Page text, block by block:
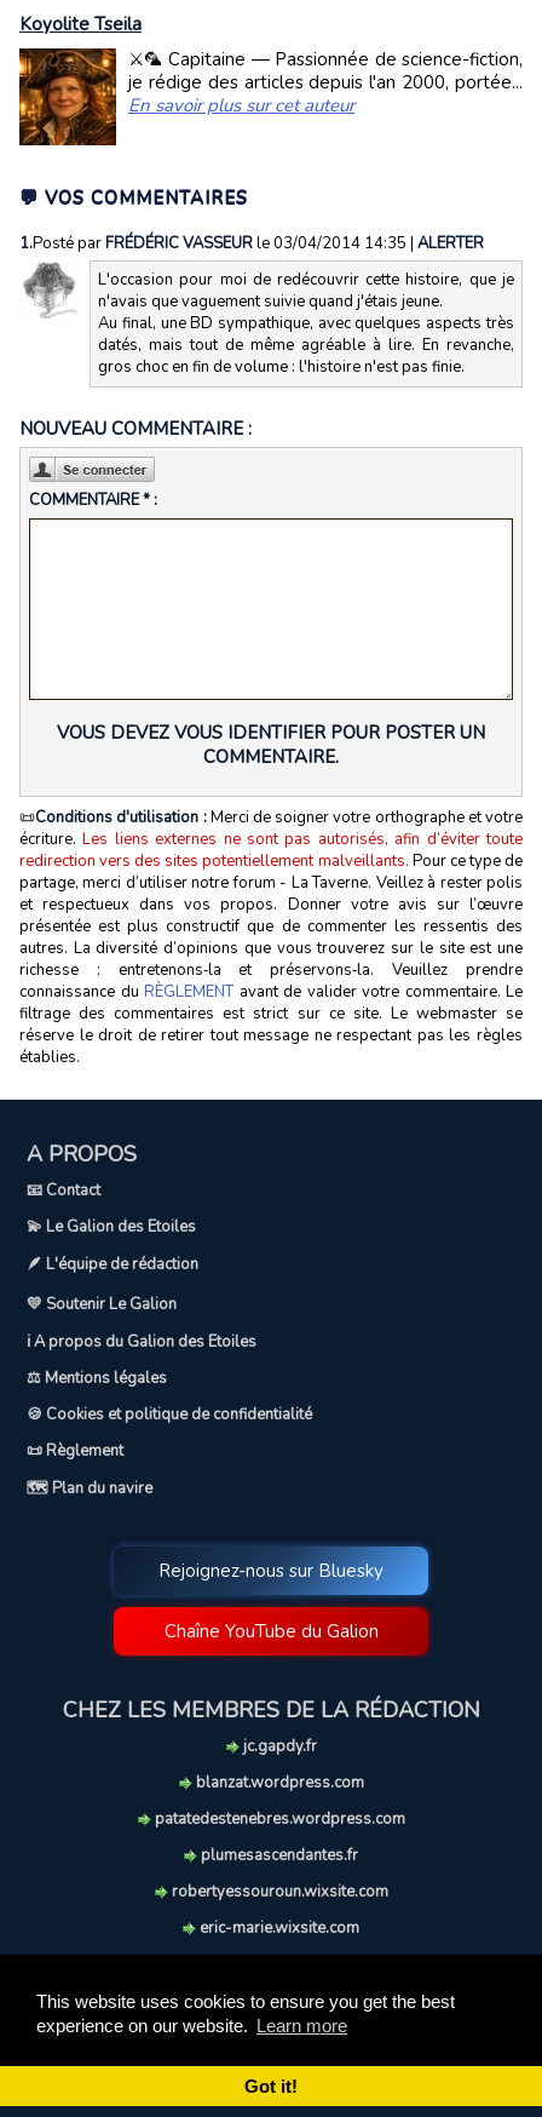
This website uses cookies to ensure you get the best
experience on our website. Learn more
Got it!
Koyolite Tseila
⚔️🦜 Capitaine — Passionnée de science-fiction,
je rédige des articles depuis l'an 2000, portée...
En savoir plus sur cet auteur
💬 VOS COMMENTAIRES
1.Posté parFRÉDÉRIC VASSEURle 03/04/2014 14:35 | ALERTER
L'occasion pour moi de redécouvrir cette histoire, que je
n'avais que vaguement suivie quand j'étais jeune.
Au final, une BD sympathique, avec quelques aspects très
datés, mais tout de même agréable à lire. En revanche,
gros choc en fin de volume : l'histoire n'est pas finie.
NOUVEAU COMMENTAIRE :
COMMENTAIRE * :
VOUS DEVEZ VOUS IDENTIFIER POUR POSTER UN
COMMENTAIRE.
📜Conditions d'utilisation :Merci de soigner votre orthographe et votre
écriture.Les liens externes ne sont pas autorisés, afin d’éviter toute
redirection vers des sites potentiellement malveillants. Pour ce type de
partage, merci d’utiliser notre forum - La Taverne. Veillez à rester polis
et respectueux dans vos propos. Donner votre avis sur l’œuvre
présentée est plus constructif que de commenter les ressentis des
autres. La diversité d’opinions que vous trouverez sur le site est une
richesse : entretenons‑la et préservons‑la. Veuillez prendre
connaissance du RÈGLEMENTavant de valider votre commentaire. Le
filtrage des commentaires est strict sur ce site. Le webmaster se
réserve le droit de retirer tout message ne respectant pas les règles
établies.
A PROPOS
📧 Contact
💫 Le Galion des Etoiles
🪶 L'équipe de rédaction
💛 Soutenir Le Galion
ℹ️ A propos du Galion des Etoiles
⚖️ Mentions légales
🍪 Cookies et politique de confidentialité
📜 Règlement
🗺️ Plan du navire
Rejoignez-nous sur Bluesky
Chaîne YouTube du Galion
CHEZ LES MEMBRES DE LA RÉDACTION
jc.gapdy.fr
blanzat.wordpress.com
patatedestenebres.wordpress.com
plumesascendantes.fr
robertyessouroun.wixsite.com
eric-marie.wixsite.com
soufflereve.blogspot.com
Ce site est réalisé et maintenu avec coeur et passion.